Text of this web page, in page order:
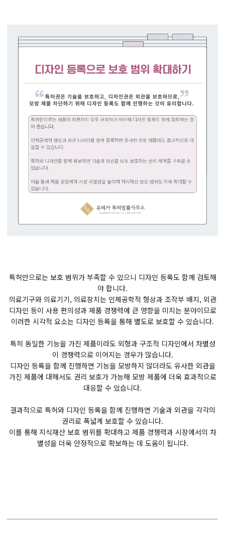
특허만으로는 보호 범위가 부족할 수 있으니 디자인 등록도 함께 검토해
야 합니다.
의료기구와 의료기기, 의료장치는 인체공학적 형상과 조작부 배치, 외관
디자인 등이 사용 편의성과 제품 경쟁력에 큰 영향을 미치는 분야이므로
이러한 시각적 요소는 디자인 등록을 통해 별도로 보호할 수 있습니다.
특히 동일한 기능을 가진 제품이라도 외형과 구조적 디자인에서 차별성
이 경쟁력으로 이어지는 경우가 많습니다.
디자인 등록을 함께 진행하면 기능을 모방하지 않더라도 유사한 외관을
가진 제품에 대해서도 권리 보호가 가능해 모방 제품에 더욱 효과적으로
대응할 수 있습니다.
결과적으로 특허와 디자인 등록을 함께 진행하면 기술과 외관을 각각의
권리로 폭넓게 보호할 수 있습니다.
이를 통해 지식재산 보호 범위를 확대하고 제품 경쟁력과 시장에서의 차
별성을 더욱 안정적으로 확보하는 데 도움이 됩니다.